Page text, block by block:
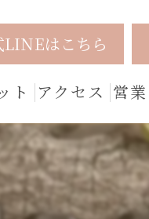
LINEはこちら
ト アクセス 営